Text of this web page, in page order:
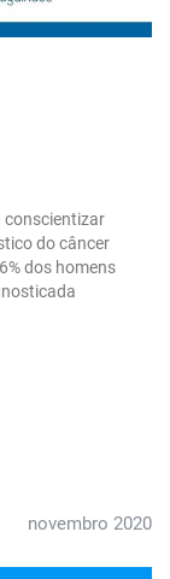
conscientizar
do câncer
dos homens
novembro 2020